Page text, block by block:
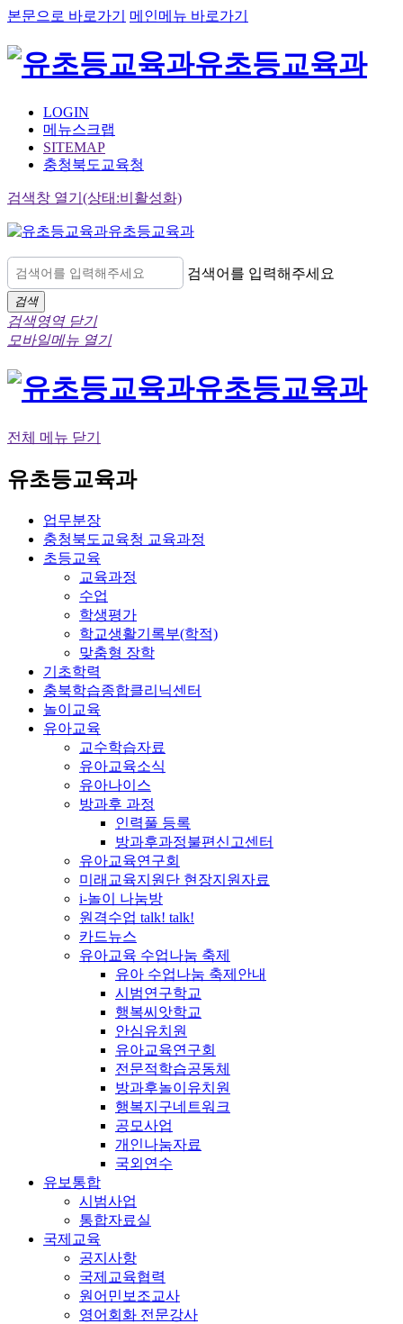
본문으로 바로가기 메인메뉴 바로가기
유초등교육과
LOGIN
메뉴스크랩
SITEMAP
충청북도교육청
검색창 열기(상태:비활성화)
유초등교육과
검색어를 입력해주세요
검색
검색영역 닫기
모바일메뉴 열기
유초등교육과
전체 메뉴 닫기
유초등교육과
업무분장
충청북도교육청 교육과정
초등교육
교육과정
수업
학생평가
학교생활기록부(학적)
맞춤형 장학
기초학력
충북학습종합클리닉센터
놀이교육
유아교육
교수학습자료
유아교육소식
유아나이스
방과후 과정
인력풀 등록
방과후과정불편신고센터
유아교육연구회
미래교육지원단 현장지원자료
i-놀이 나눔방
원격수업 talk! talk!
카드뉴스
유아교육 수업나눔 축제
유아 수업나눔 축제안내
시범연구학교
행복씨앗학교
안심유치원
유아교육연구회
전문적학습공동체
방과후놀이유치원
행복지구네트워크
공모사업
개인나눔자료
국외연수
유보통합
시범사업
통합자료실
국제교육
공지사항
국제교육협력
원어민보조교사
영어회화 전문강사